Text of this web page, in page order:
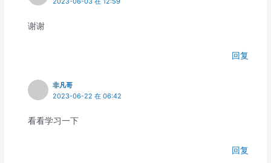
谢谢
回复
非凡哥
2023-06-22 在 06:42
看看学习一下
回复